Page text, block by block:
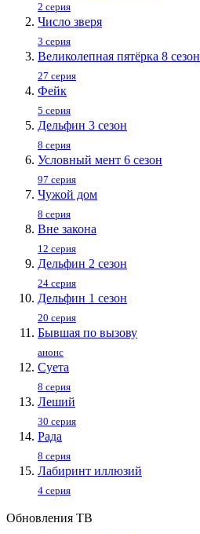
2 серия
Число зверя
3 серия
Великолепная пятёрка 8 сезон
27 серия
Фейк
5 серия
Дельфин 3 сезон
8 серия
Условный мент 6 сезон
97 серия
Чужой дом
8 серия
Вне закона
12 серия
Дельфин 2 сезон
24 серия
Дельфин 1 сезон
20 серия
Бывшая по вызову
анонс
Суета
8 серия
Леший
30 серия
Рада
8 серия
Лабиринт иллюзий
4 серия
Обновления ТВ